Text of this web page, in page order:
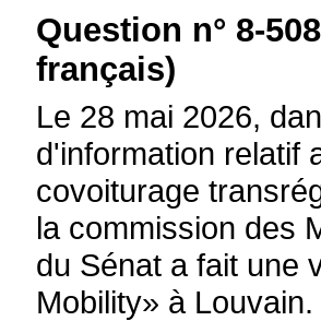
Question n° 8-
français)
Le 28 mai 2026,
d'information relatif
covoiturage
la commission des
du Sénat a fait une
Mobility» à Louvain.